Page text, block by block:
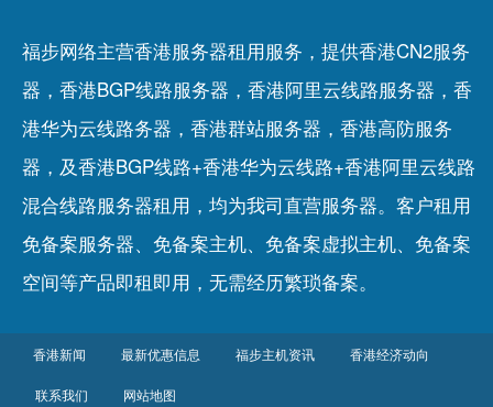
福步网络主营香港服务器租用服务，提供香港CN2服务
器，香港BGP线路服务器，香港阿里云线路服务器，香
港华为云线路务器，香港群站服务器，香港高防服务
器，及香港BGP线路+香港华为云线路+香港阿里云线路
混合线路服务器租用，均为我司直营服务器。客户租用
免备案服务器、 免备案主机、 免备案虚拟主机、 免备案
空间等产品即租即用，无需经历繁琐备案。
香港新闻 最新优惠信息 福步主机资讯 香港经济动向
联系我们 网站地图